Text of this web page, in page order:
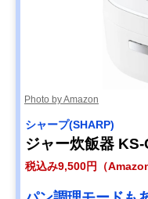
Photo by Amazon
シャープ(SHARP)
ジャー炊飯器
税込み9,500円（Amazon